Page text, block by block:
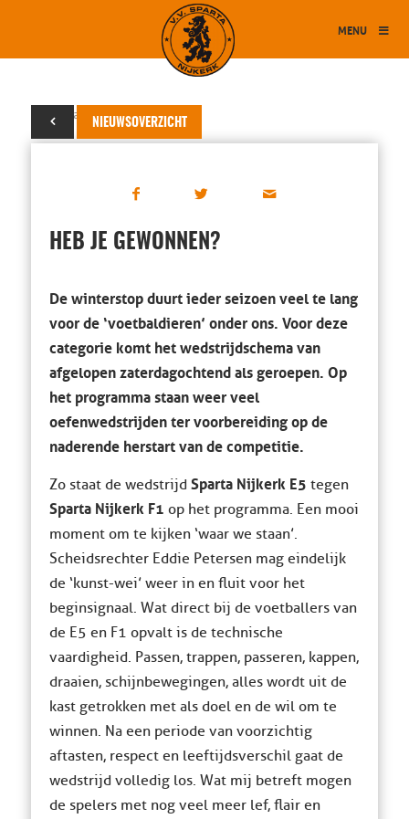
MENU
NIEUWSOVERZICHT
28 januari 2014
HEB JE GEWONNEN?
De winterstop duurt ieder seizoen veel te lang
voor de ‘voetbaldieren’ onder ons. Voor deze
categorie komt het wedstrijdschema van
afgelopen zaterdagochtend als geroepen. Op
het programma staan weer veel
oefenwedstrijden ter voorbereiding op de
naderende herstart van de competitie.
Zo staat de wedstrijd Sparta Nijkerk E5 tegen
Sparta Nijkerk F1 op het programma. Een mooi
moment om te kijken ‘waar we staan’.
Scheidsrechter Eddie Petersen mag eindelijk
de ‘kunst-wei’ weer in en fluit voor het
beginsignaal. Wat direct bij de voetballers van
de E5 en F1 opvalt is de technische
vaardigheid. Passen, trappen, passeren, kappen,
draaien, schijnbewegingen, alles wordt uit de
kast getrokken met als doel en de wil om te
winnen. Na een periode van voorzichtig
aftasten, respect en leeftijdsverschil gaat de
wedstrijd volledig los. Wat mij betreft mogen
de spelers met nog veel meer lef, flair en